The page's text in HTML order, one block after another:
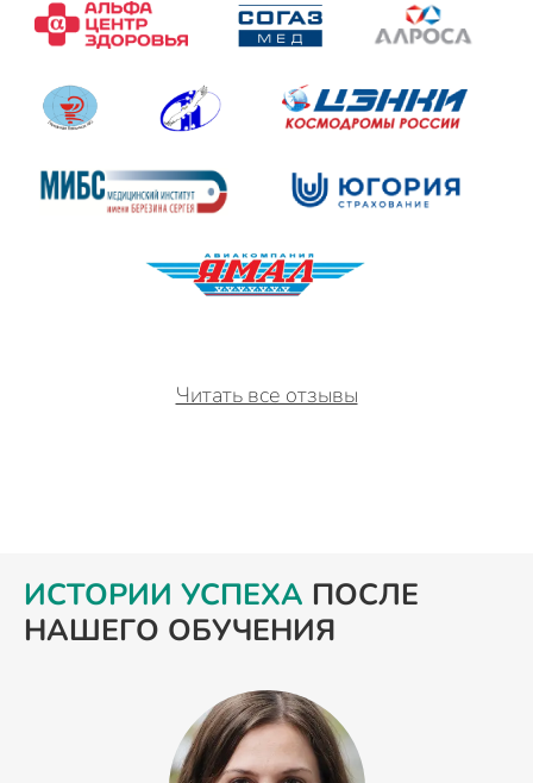
Читать все отзывы
ИСТОРИИ УСПЕХА ПОСЛЕ
НАШЕГО ОБУЧЕНИЯ